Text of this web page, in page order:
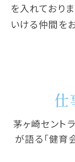
を入れており
いける仲間を
仕
茅ヶ崎セント
が語る「健育